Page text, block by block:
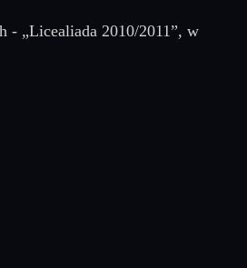
- „Licealiada 2010/2011”, w